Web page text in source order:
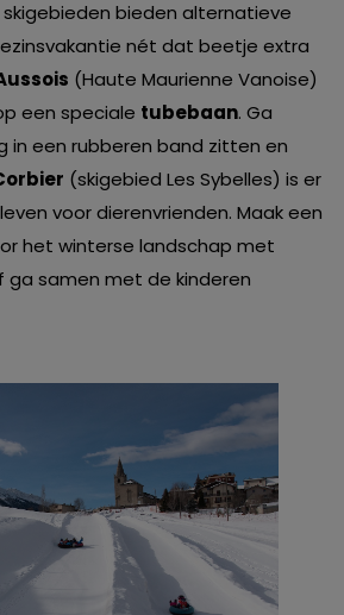
bieden alternatieve
nét dat beetje extra
(Haute Maurienne Vanoise)
een speciale tubebaan. Ga
in een rubberen band zitten en
(skigebied Les Sybelles) is er
voor dierenvrienden. Maak een
het winterse landschap met
ga samen met de kinderen